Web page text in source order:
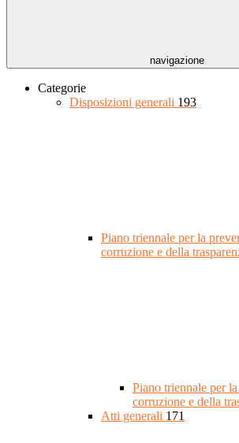
navigazione
Categorie
Disposizioni generali 193
Piano triennale per la
corruzione e della
Piano triennale per
corruzione e della
Atti generali 171